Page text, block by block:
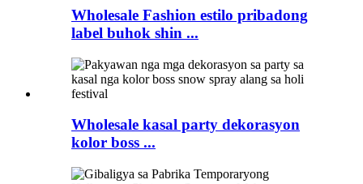
Wholesale Fashion estilo pribadong
label buhok shin ...
Wholesale kasal party dekorasyon
kolor boss ...